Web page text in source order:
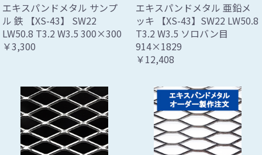
エキスパンドメタル サンプ
ル 鉄 【XS-43】 SW22
LW50.8 T3.2 W3.5 300×300
￥3,300
エキスパンドメタル 亜鉛メ
ッキ 【XS-43】SW22 LW50.8
T3.2 W3.5 ソロバン目
914×1829
￥12,408